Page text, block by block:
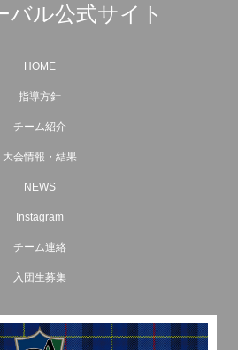
バル公式サイト
HOME
指導方針
チーム紹介
大会情報・結果
NEWS
Instagram
チーム連絡
入団生募集